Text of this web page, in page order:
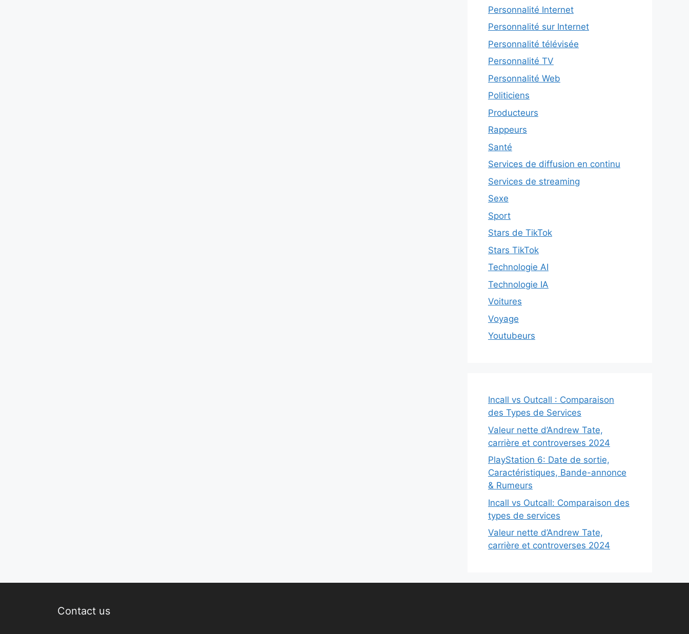
Personnalité Internet
Personnalité sur Internet
Personnalité télévisée
Personnalité TV
Personnalité Web
Politiciens
Producteurs
Rappeurs
Santé
Services de diffusion en continu
Services de streaming
Sexe
Sport
Stars de TikTok
Stars TikTok
Technologie AI
Technologie IA
Voitures
Voyage
Youtubeurs
Incall vs Outcall : Comparaison
des Types de Services
Valeur nette d’Andrew Tate,
carrière et controverses 2024
PlayStation 6: Date de sortie,
Caractéristiques, Bande-annonce
& Rumeurs
Incall vs Outcall: Comparaison des
types de services
Valeur nette d’Andrew Tate,
carrière et controverses 2024
Contact us